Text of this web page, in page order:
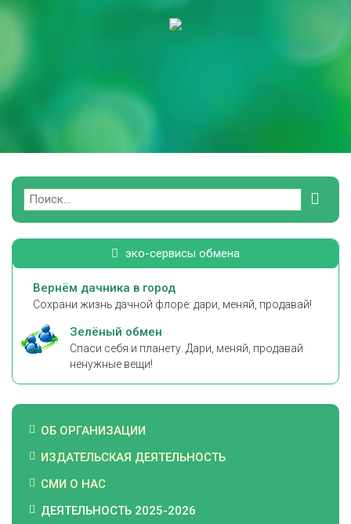
Поиск
эко-сервисы обмена
Вернём дачника в город
Сохрани жизнь дачной флоре: дари, меняй, продавай!
Зелёный обмен
Спаси себя и планету. Дари, меняй, продавай
ненужные вещи!
ОБ ОРГАНИЗАЦИИ
ИЗДАТЕЛЬСКАЯ ДЕЯТЕЛЬНОСТЬ
СМИ О НАС
ДЕЯТЕЛЬНОСТЬ 2025-2026